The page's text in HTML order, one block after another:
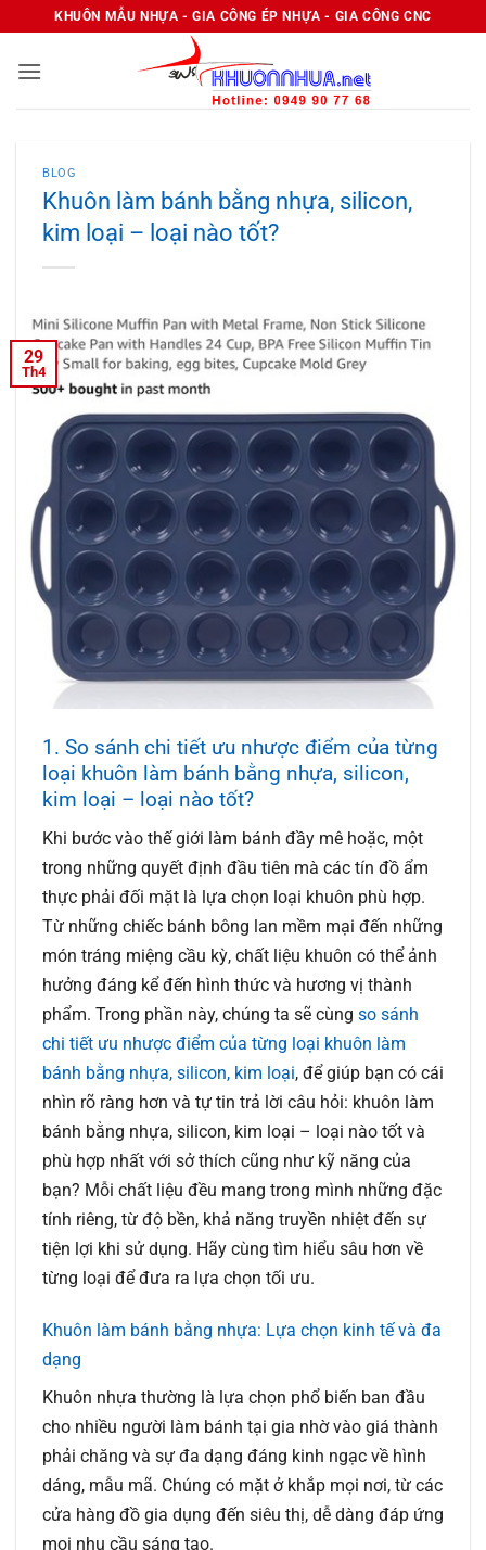
qua
nội
KHUÔN MẪU NHỰA - GIA CÔNG ÉP NHỰA - GIA CÔNG CNC
BLOG
Khuôn làm bánh bằng nhựa, silicon,
kim loại – loại nào tốt?
29
Th4
1. So sánh chi tiết ưu nhược điểm của từng
loại khuôn làm bánh bằng nhựa, silicon,
kim loại – loại nào tốt?
Khi bước vào thế giới làm bánh đầy mê hoặc, một
trong những quyết định đầu tiên mà các tín đồ ẩm
thực phải đối mặt là lựa chọn loại khuôn phù hợp.
Từ những chiếc bánh bông lan mềm mại đến những
món tráng miệng cầu kỳ, chất liệu khuôn có thể ảnh
hưởng đáng kể đến hình thức và hương vị thành
phẩm. Trong phần này, chúng ta sẽ cùng so sánh
chi tiết ưu nhược điểm của từng loại khuôn làm
bánh bằng nhựa, silicon, kim loại, để giúp bạn có cái
nhìn rõ ràng hơn và tự tin trả lời câu hỏi: khuôn làm
bánh bằng nhựa, silicon, kim loại – loại nào tốt và
phù hợp nhất với sở thích cũng như kỹ năng của
bạn? Mỗi chất liệu đều mang trong mình những đặc
tính riêng, từ độ bền, khả năng truyền nhiệt đến sự
tiện lợi khi sử dụng. Hãy cùng tìm hiểu sâu hơn về
từng loại để đưa ra lựa chọn tối ưu.
Khuôn làm bánh bằng nhựa: Lựa chọn kinh tế và đa
dạng
Khuôn nhựa thường là lựa chọn phổ biến ban đầu
cho nhiều người làm bánh tại gia nhờ vào giá thành
phải chăng và sự đa dạng đáng kinh ngạc về hình
dáng, mẫu mã. Chúng có mặt ở khắp mọi nơi, từ các
cửa hàng đồ gia dụng đến siêu thị, dễ dàng đáp ứng
mọi nhu cầu sáng tạo.